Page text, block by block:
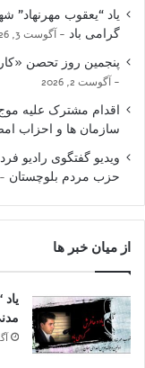
یاد “یعقوب مهرنهاد”
گرامی باد
آگوست 3, 2026
پنجمین روز تحصن
آگوست 2, 2026
اقدام مشترک علیه
سازمان ها و احزاب
ویدیو گفتگوی رادیو
حزب مردم بلوچستان
از میان خبر ها